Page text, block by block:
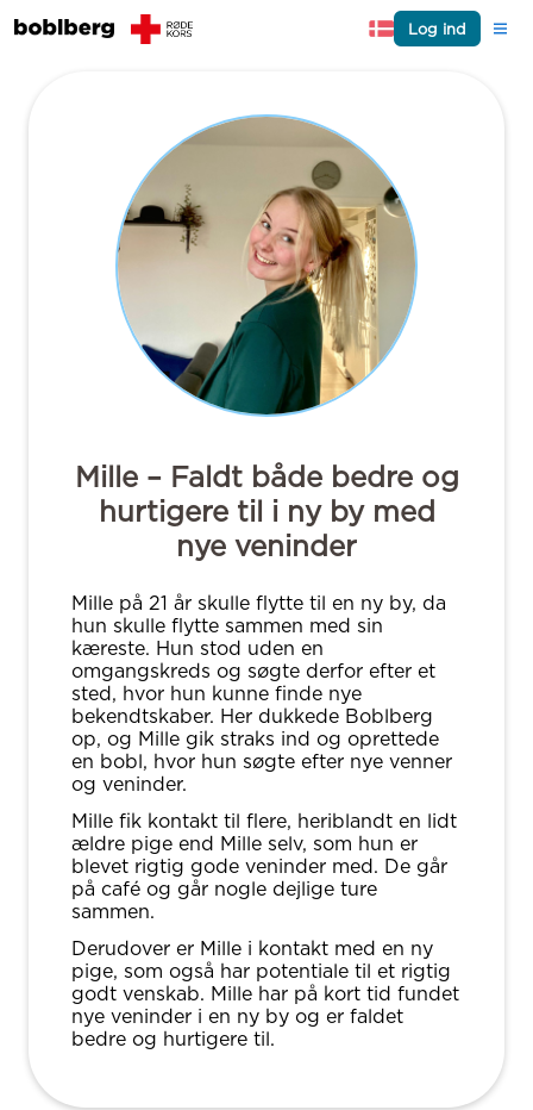
Log ind
Mille – Faldt både bedre og
hurtigere til i ny by med
nye veninder
Mille på 21 år skulle flytte til en ny by, da
hun skulle flytte sammen med sin
kæreste. Hun stod uden en
omgangskreds og søgte derfor efter et
sted, hvor hun kunne finde nye
bekendtskaber. Her dukkede Boblberg
op, og Mille gik straks ind og oprettede
en bobl, hvor hun søgte efter nye venner
og veninder.
Mille fik kontakt til flere, heriblandt en lidt
ældre pige end Mille selv, som hun er
blevet rigtig gode veninder med. De går
på café og går nogle dejlige ture
sammen.
Derudover er Mille i kontakt med en ny
pige, som også har potentiale til et rigtig
godt venskab. Mille har på kort tid fundet
nye veninder i en ny by og er faldet
bedre og hurtigere til.